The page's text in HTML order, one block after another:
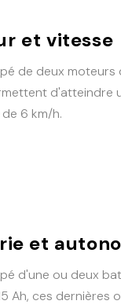
et vitesse
de deux moteurs
d'atteindre
6 km/h.
et
d'une ou deux
Ah, ces dernières